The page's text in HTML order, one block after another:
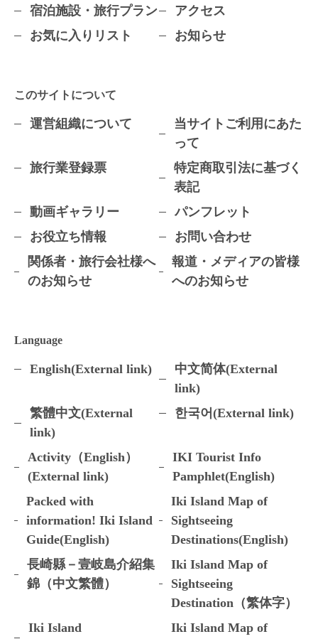
宿泊施設・旅行プラン
アクセス
お気に入りリスト
お知らせ
このサイトについて
運営組織について
当サイトご利用にあた
って
旅行業登録票
特定商取引法に基づく
表記
動画ギャラリー
パンフレット
お役立ち情報
お問い合わせ
関係者・旅行会社様へ
のお知らせ
報道・メディアの皆様
へのお知らせ
Language
English(External link)
中文简体(External
link)
繁體中文(External
link)
한국어(External link)
Activity（English）
(External link)
IKI Tourist Info
Pamphlet(English)
Packed with
information! Iki Island
Guide(English)
Iki Island Map of
Sightseeing
Destinations(English)
長崎縣－壹岐島介紹集
錦（中文繁體）
Iki Island Map of
Sightseeing
Destination（繁体字）
Iki Island
Iki Island Map of